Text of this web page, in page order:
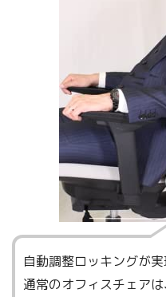
自動調整ロッキングが実
通常のオフィスチェア